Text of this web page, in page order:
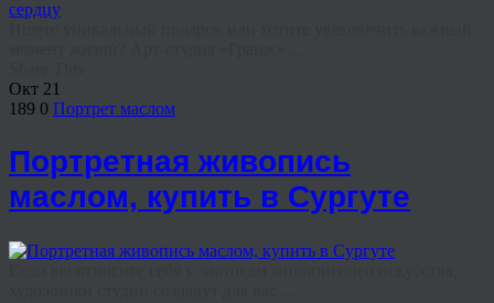
Окт 21
189 0 Портрет маслом
Портретная живопись
маслом, купить в Сургуте